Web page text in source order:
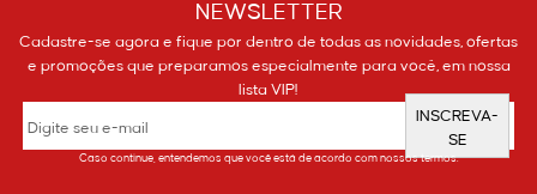
NEWSLETTER
Cadastre-se agora e fique por dentro de todas as novidades, ofertas
e promoções que preparamos especialmente para você, em nossa
lista VIP!
INSCREVA-
SE
Caso continue, entendemos que você está de acordo com nossos termos.